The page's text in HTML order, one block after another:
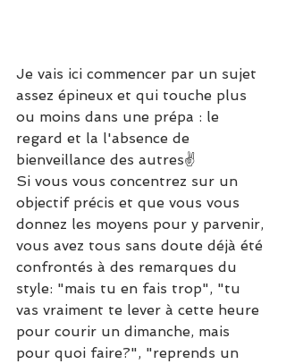
Je vais ici commencer par un sujet
assez épineux et qui touche plus
ou moins dans une prépa : le
regard et la l'absence de
bienveillance des autres✌
Si vous vous concentrez sur un
objectif précis et que vous vous
donnez les moyens pour y parvenir,
vous avez tous sans doute déjà été
confrontés à des remarques du
style: "mais tu en fais trop", "tu
vas vraiment te lever à cette heure
pour courir un dimanche, mais
pour quoi faire?", "reprends un